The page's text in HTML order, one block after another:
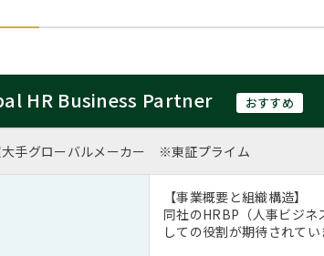
HR Business Partner おすすめ
大手グローバルメーカー ※東証プライム
【事業概要と組織構造】
同社のHRBP（人事ビジ
しての役割が期待されて